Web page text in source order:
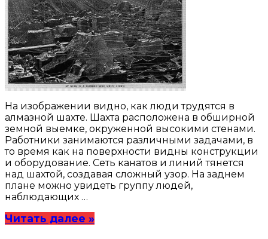
На изображении видно, как люди трудятся в
алмазной шахте. Шахта расположена в обширной
земной выемке, окруженной высокими стенами.
Работники занимаются различными задачами, в
то время как на поверхности видны конструкции
и оборудование. Сеть канатов и линий тянется
над шахтой, создавая сложный узор. На заднем
плане можно увидеть группу людей,
наблюдающих …
Читать далее »